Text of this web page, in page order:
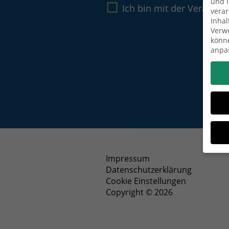
Ich bin mit der
Impressum
Datenschutzerklärung
Cookie Einstellungen
Copyright © 2026